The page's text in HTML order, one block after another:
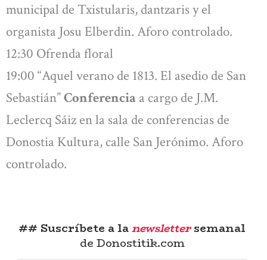
municipal de Txistularis, dantzaris y el
organista Josu Elberdin. Aforo controlado.
12:30 Ofrenda floral
19:00 “Aquel verano de 1813. El asedio de San
Sebastián”Conferencia a cargo de J.M.
Leclercq Sáiz en la sala de conferencias de
Donostia Kultura, calle San Jerónimo. Aforo
controlado.
## Suscríbete a lanewslettersemanal
de Donostitik.com